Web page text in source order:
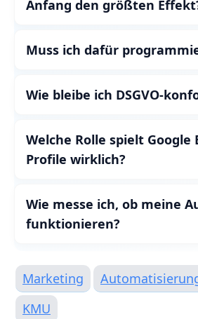
Anfang den größten
Muss ich dafür
Wie bleibe ich
Welche Rolle spielt Google
Profile wirklich?
Wie messe ich, ob meine
funktionieren?
Marketing
KMU